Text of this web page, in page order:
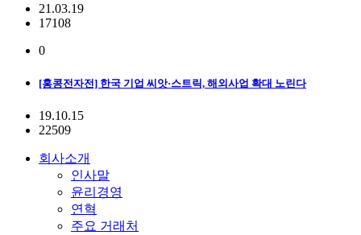
21.03.19
17108
0
[홍콩전자전] 한국 기업 씨앗·스트릭, 해외사업 확대 노린다
19.10.15
22509
회사소개
인사말
윤리경영
연혁
주요 거래처